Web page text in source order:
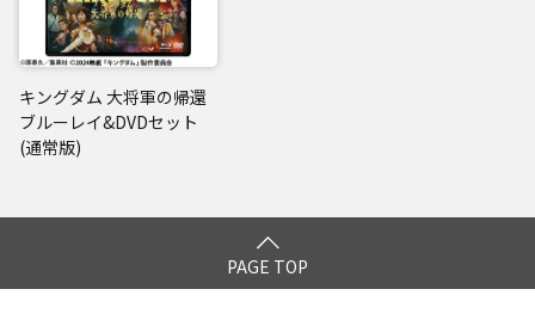
キングダム 大将軍の帰還
ブルーレイ&DVDセット
(通常版)
PAGE TOP